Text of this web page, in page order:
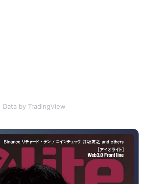
Data by TradingView